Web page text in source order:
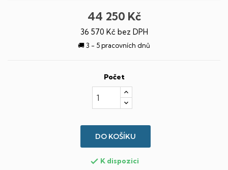
44 250 Kč
36 570 Kč bez DPH
🚚 3 - 5 pracovních dnů
Počet
DO KOŠÍKU
 K dispozici